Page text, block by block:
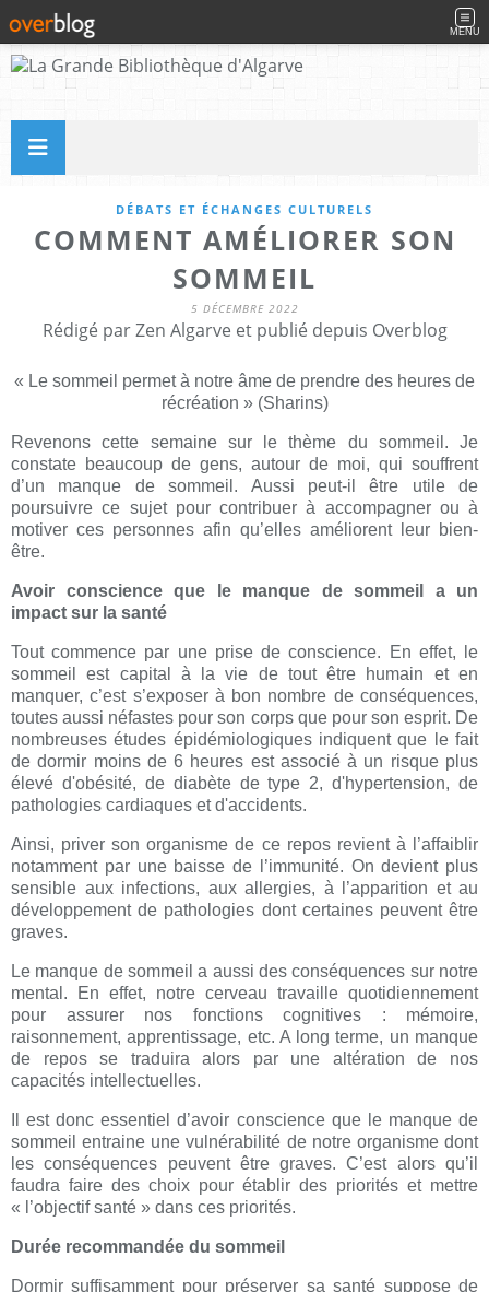
MENU
DÉBATS ET ÉCHANGES CULTURELS
COMMENT AMÉLIORER SON
SOMMEIL
5 DÉCEMBRE 2022
Rédigé par Zen Algarve et publié depuis Overblog
« Le sommeil permet à notre âme de prendre des heures de
récréation » (Sharins)
Revenons cette semaine sur le thème du sommeil. Je
constate beaucoup de gens, autour de moi, qui souffrent
d’un manque de sommeil. Aussi peut-il être utile de
poursuivre ce sujet pour contribuer à accompagner ou à
motiver ces personnes afin qu’elles améliorent leur bien-
être.
Avoir conscience que le manque de sommeil a un
impact sur la santé
Tout commence par une prise de conscience. En effet, le
sommeil est capital à la vie de tout être humain et en
manquer, c’est s’exposer à bon nombre de conséquences,
toutes aussi néfastes pour son corps que pour son esprit. De
nombreuses études épidémiologiques indiquent que le fait
de dormir moins de 6 heures est associé à un risque plus
élevé d'obésité, de diabète de type 2, d'hypertension, de
pathologies cardiaques et d'accidents.
Ainsi, priver son organisme de ce repos revient à l’affaiblir
notamment par une baisse de l’immunité. On devient plus
sensible aux infections, aux allergies, à l’apparition et au
développement de pathologies dont certaines peuvent être
graves.
Le manque de sommeil a aussi des conséquences sur notre
mental. En effet, notre cerveau travaille quotidiennement
pour assurer nos fonctions cognitives : mémoire,
raisonnement, apprentissage, etc. A long terme, un manque
de repos se traduira alors par une altération de nos
capacités intellectuelles.
Il est donc essentiel d’avoir conscience que le manque de
sommeil entraine une vulnérabilité de notre organisme dont
les conséquences peuvent être graves. C’est alors qu’il
faudra faire des choix pour établir des priorités et mettre
« l’objectif santé » dans ces priorités.
Durée recommandée du sommeil
Dormir suffisamment pour préserver sa santé suppose de